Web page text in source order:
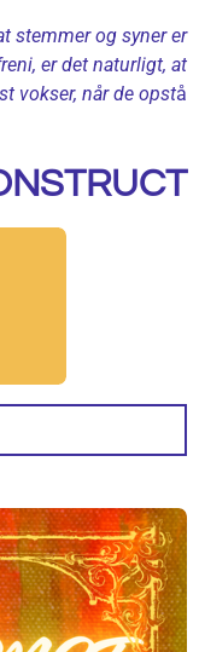
stemmer og syner er
er det naturligt, at
vokser, når de opstå